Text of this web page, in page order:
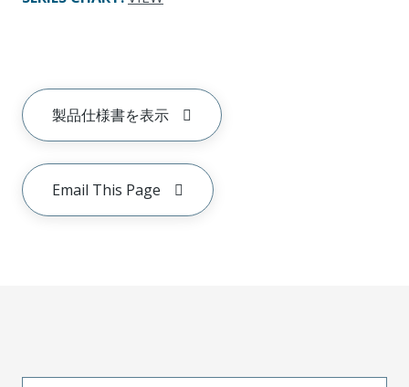
製品仕様書を表示
Email This Page